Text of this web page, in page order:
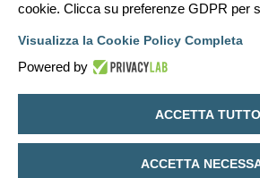
Indice Cancella cookie
Contattaci
Creato daphpBB® Forum Software ©
Traduzione Italiana
cookie. Clicca su preferenze GDPR per
Visualizza la Cookie Policy Completa
Powered by
ACCETTA TUTTO
ACCETTA